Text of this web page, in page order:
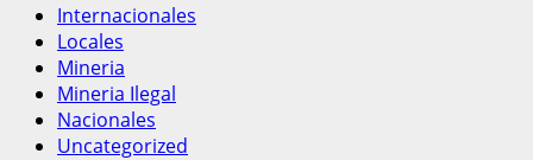
Internacionales
Locales
Mineria
Mineria Ilegal
Nacionales
Uncategorized